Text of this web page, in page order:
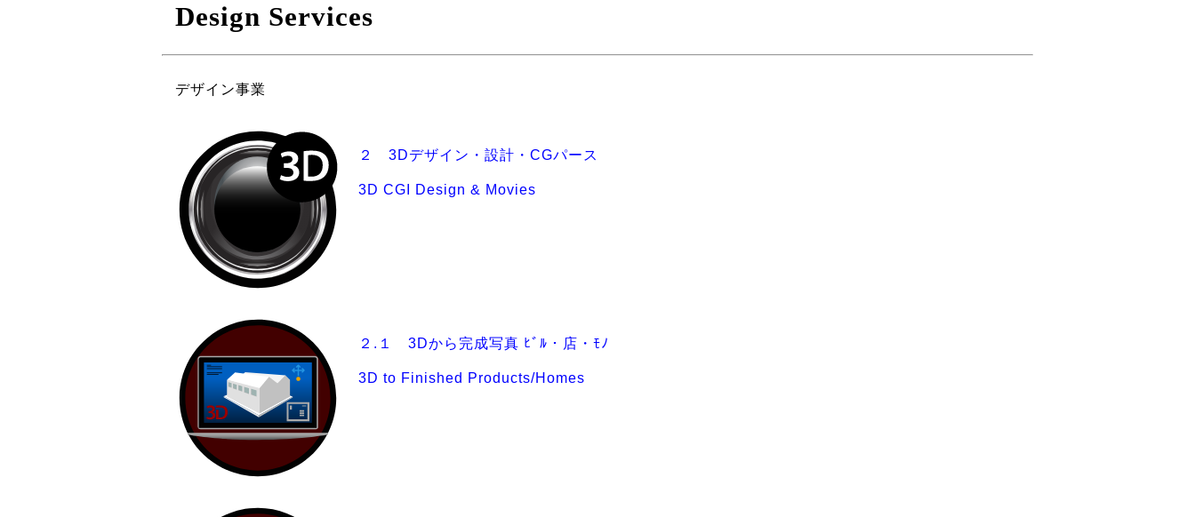
Design Services
デザイン事業
２ 3Dデザイン・設計・CGパース
3D CGI Design & Movies
２.１ 3Dから完成写真 ﾋﾞﾙ・店・ﾓﾉ
3D to Finished Products/Homes